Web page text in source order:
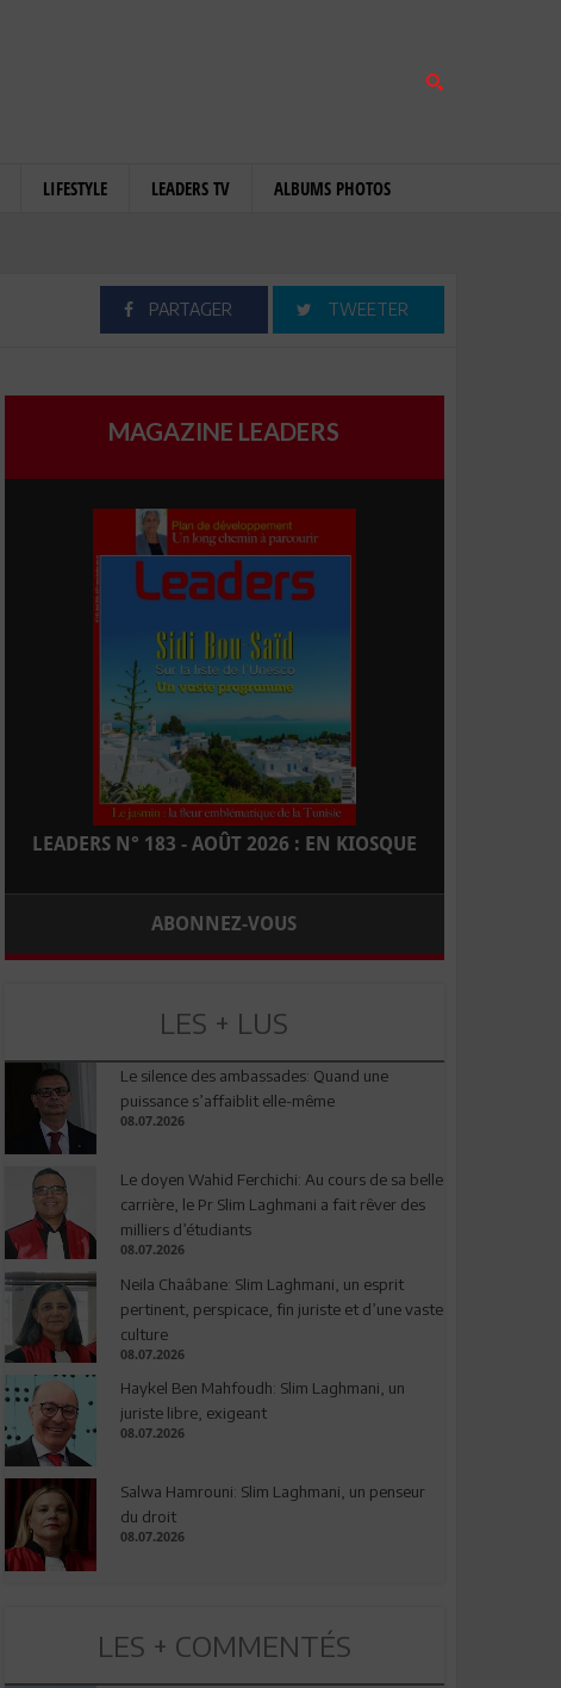
LIFESTYLE LEADERS TV ALBUMS PHOTOS
PARTAGER TWEETER
MAGAZINE LEADERS
LEADERS N° 183 - AOÛT 2026 : EN KIOSQUE
ABONNEZ-VOUS
LES + LUS
Le silence des ambassades: Quand une
puissance s’affaiblit elle-même
08.07.2026
Le doyen Wahid Ferchichi: Au cours de sa belle
carrière, le Pr Slim Laghmani a fait rêver des
milliers d’étudiants
08.07.2026
Neila Chaâbane: Slim Laghmani, un esprit
pertinent, perspicace, fin juriste et d’une vaste
culture
08.07.2026
Haykel Ben Mahfoudh: Slim Laghmani, un
juriste libre, exigeant
08.07.2026
Salwa Hamrouni: Slim Laghmani, un penseur
du droit
08.07.2026
LES + COMMENTÉS